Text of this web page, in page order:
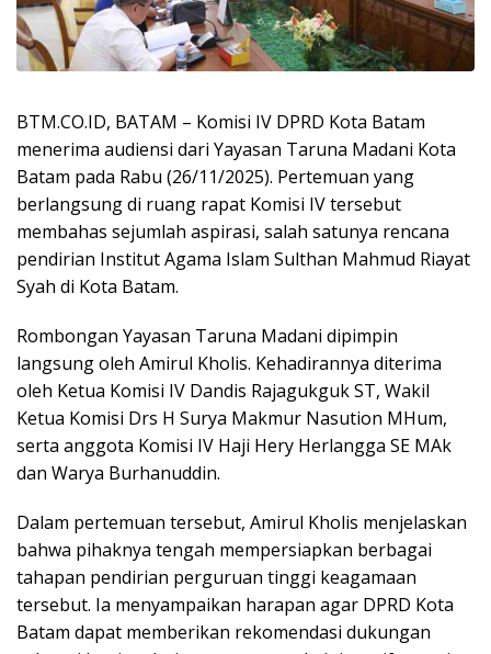
BTM.CO.ID, BATAM – Komisi IV DPRD Kota Batam
menerima audiensi dari Yayasan Taruna Madani Kota
Batam pada Rabu (26/11/2025). Pertemuan yang
berlangsung di ruang rapat Komisi IV tersebut
membahas sejumlah aspirasi, salah satunya rencana
pendirian Institut Agama Islam Sulthan Mahmud Riayat
Syah di Kota Batam.
Rombongan Yayasan Taruna Madani dipimpin
langsung oleh Amirul Kholis. Kehadirannya diterima
oleh Ketua Komisi IV Dandis Rajagukguk ST, Wakil
Ketua Komisi Drs H Surya Makmur Nasution MHum,
serta anggota Komisi IV Haji Hery Herlangga SE MAk
dan Warya Burhanuddin.
Dalam pertemuan tersebut, Amirul Kholis menjelaskan
bahwa pihaknya tengah mempersiapkan berbagai
tahapan pendirian perguruan tinggi keagamaan
tersebut. Ia menyampaikan harapan agar DPRD Kota
Batam dapat memberikan rekomendasi dukungan